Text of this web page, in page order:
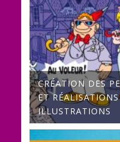
CRÉATION DES
ET
ILLUSTRATIONS